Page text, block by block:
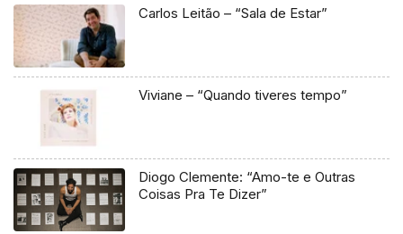
Carlos Leitão – “Sala de Estar”
Viviane – “Quando tiveres tempo”
Diogo Clemente: “Amo-te e Outras
Coisas Pra Te Dizer”